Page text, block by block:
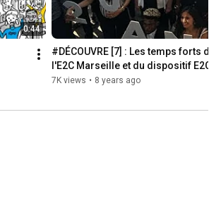
0:44
#DÉCOUVRE [7] : Les temps forts
l'E2C Marseille et du dispositif E2C
7K views • 8 years ago